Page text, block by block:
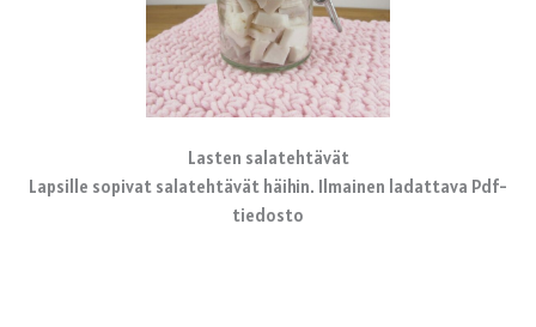
Lasten salatehtävät
Lapsille sopivat salatehtävät häihin. Ilmainen ladattava Pdf-
tiedosto